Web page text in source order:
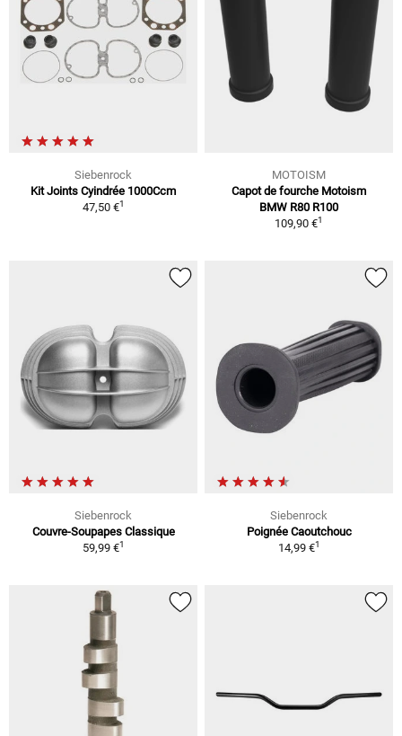
Siebenrock
Kit Joints Cyindrée 1000Ccm
47,50 €1
MOTOISM
Capot de fourche Motoism
BMW R80 R100
109,90 €1
Siebenrock
Couvre-Soupapes Classique
59,99 €1
Siebenrock
Poignée Caoutchouc
14,99 €1